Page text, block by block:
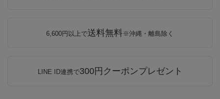
6,600円以上で送料無料※沖縄・離島除く
LINE ID連携で300円クーポンプレゼント